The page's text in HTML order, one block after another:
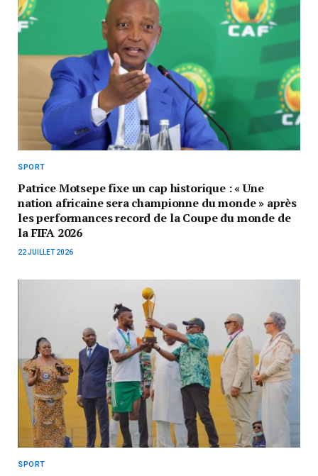
SPORT
Patrice Motsepe fixe un cap historique : « Une
nation africaine sera championne du monde » après
les performances record de la Coupe du monde de
la FIFA 2026
22 JUILLET 2026
SPORT